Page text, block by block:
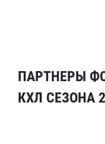
ПАРТНЕРЫ
КХЛ СЕЗОНА